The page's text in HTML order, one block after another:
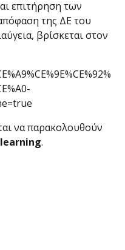
επιτήρηση των
της ΔΕ του
βρίσκεται στον
να παρακολουθούν
.